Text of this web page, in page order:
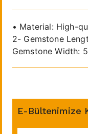
• Material: High-
2- Gemstone
Gemstone Width:
E-Bültenimize